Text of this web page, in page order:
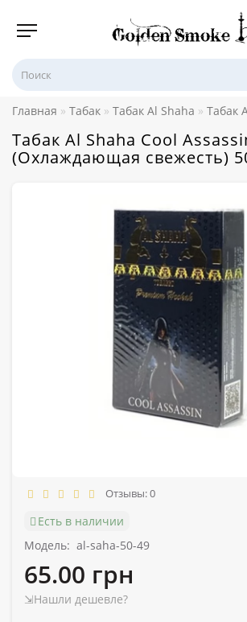
Главная Табак Табак Al Shaha Табак
Табак Al Shaha Cool
(Охлаждающая свежесть)
Отзывы: 0
Есть в наличии
Модель: al-saha-50-49
65.00 грн
⇲Нашли дешевле?